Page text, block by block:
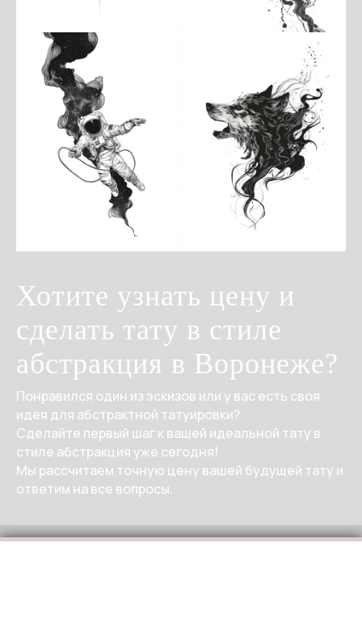
Хотите узнать цену и
сделать тату в стиле
абстракция в Воронеже?
Понравился один из эскизов или у вас есть своя
идея для абстрактной татуировки?
Сделайте первый шаг к вашей идеальной тату в
стиле абстракция уже сегодня!
Мы рассчитаем точную цену вашей будущей тату и
ответим на все вопросы.